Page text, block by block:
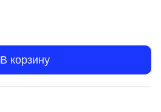
В корзину